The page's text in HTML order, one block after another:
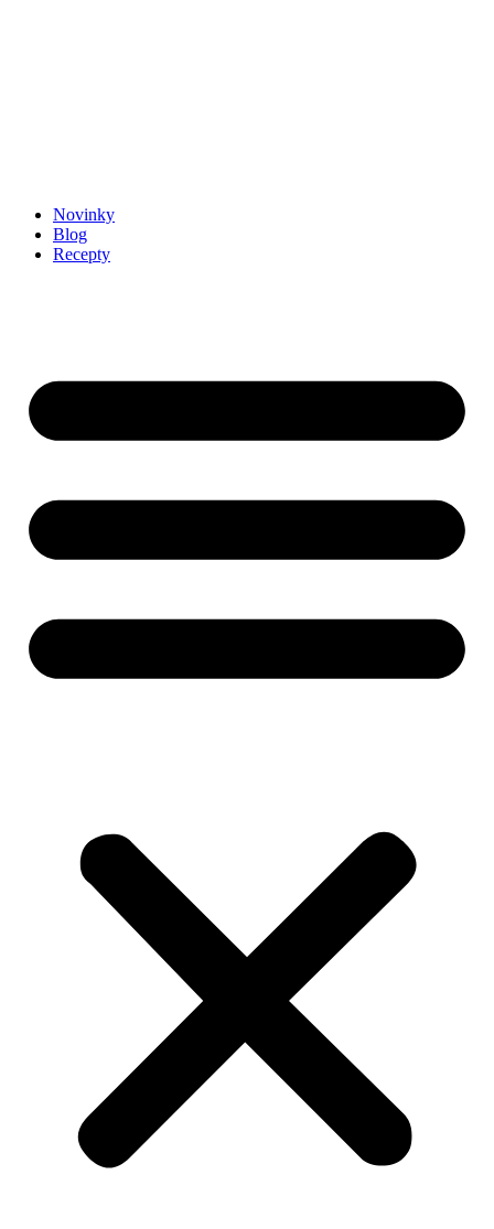
Novinky
Blog
Recepty